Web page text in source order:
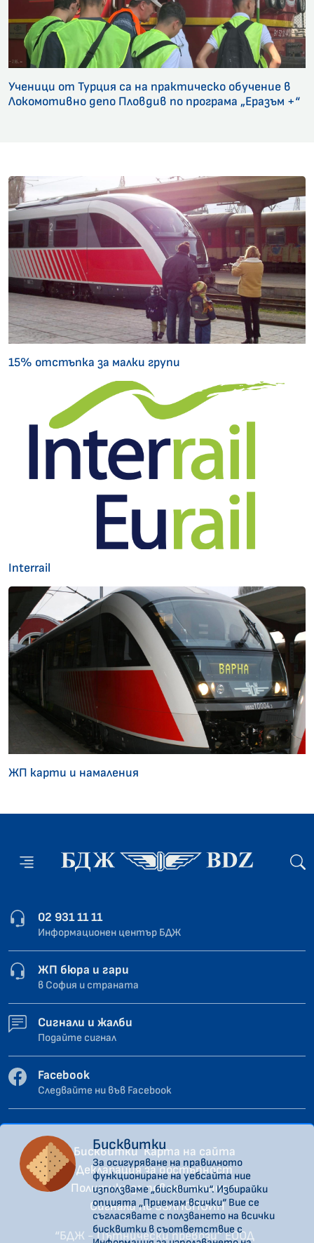
Ученици от Турция са на практическо обучение в
Локомотивно депо Пловдив по програма „Еразъм +“
15% отстъпка за малки групи
Interrail
ЖП карти и намаления
02 931 11 11
Информационен център БДЖ
ЖП бюра и гари
в София и страната
Сигнали и жалби
Подайте сигнал
Facebook
Следвайте ни във Facebook
Бисквитки Карта на сайта
Декларация за достъпност
Политика за поверителност
Сигнали по ЗЗЛПСПОИН
“БДЖ - Пътнически превози” ЕООД
Бисквитки
За осигуряване на правилното
функциониране на уебсайта ние
използваме „бисквитки“. Избирайки
опцията „Приемам всички“ Вие се
съгласявате с ползването на всички
бисквитки в съответствие с